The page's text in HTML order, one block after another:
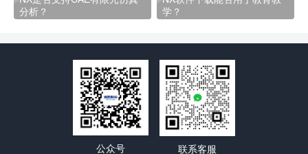
分析？
学？
公众号 联系客服